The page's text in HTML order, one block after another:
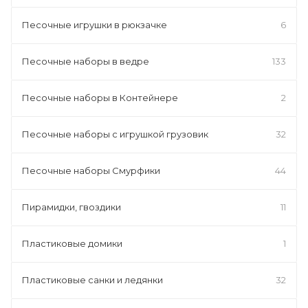
Песочные игрушки в рюкзачке 6
Песочные наборы в ведре 133
Песочные наборы в Контейнере 2
Песочные наборы с игрушкой грузовик 32
Песочные наборы Смурфики 44
Пирамидки, гвоздики 11
Пластиковые домики 1
Пластиковые санки и ледянки 32